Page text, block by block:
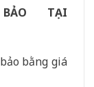
TẠI
bằng giá